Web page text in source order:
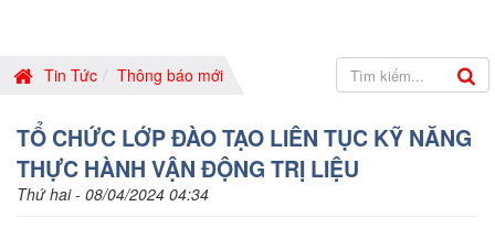
Tin Tức Thông báo mới
TỔ CHỨC LỚP ĐÀO TẠO LIÊN TỤC KỸ NĂNG
THỰC HÀNH VẬN ĐỘNG TRỊ LIỆU
Thứ hai - 08/04/2024 04:34